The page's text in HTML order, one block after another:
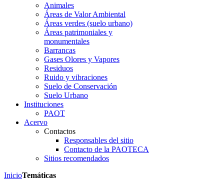
Animales
Áreas de Valor Ambiental
Áreas verdes (suelo urbano)
Áreas patrimoniales y
monumentales
Barrancas
Gases Olores y Vapores
Residuos
Ruido y vibraciones
Suelo de Conservación
Suelo Urbano
Instituciones
PAOT
Acervo
Contactos
Responsables del sitio
Contacto de la PAOTECA
Sitios recomendados
InicioTemáticas